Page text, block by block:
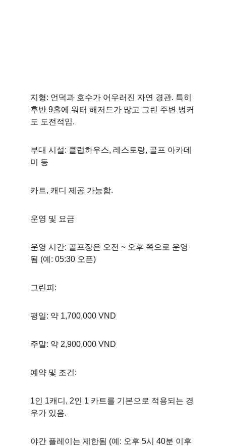
지형: 언덕과 호수가 어우러진 자연 경관. 특히
후반 9홀에 워터 해저드가 많고 그린 주변 벙커
도 도전적임.
부대 시설: 클럽하우스, 레스토랑, 골프 아카데
미 등
카트, 캐디 제공 가능함.
운영 및 요금
운영 시간: 골프장은 오전 ~ 오후 쪽으로 운영
됨 (예: 05:30 오픈)
그린피:
평일: 약 1,700,000 VND
주말: 약 2,900,000 VND
예약 및 조건:
1인 1캐디, 2인 1 카트를 기본으로 적용되는 경
우가 있음.
야간 플레이는 제한됨 (예: 오후 5시 40분 이후